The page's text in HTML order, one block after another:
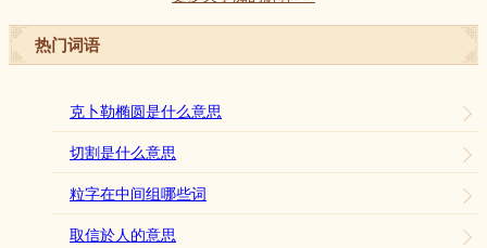
热门词语
克卜勒椭圆是什么意思
切割是什么意思
粒字在中间组哪些词
取信於人的意思